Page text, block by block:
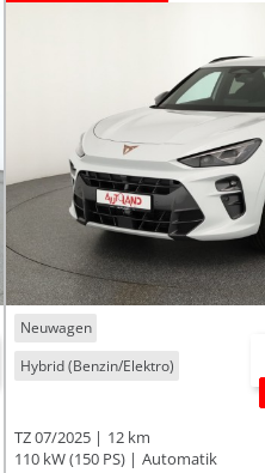
Neuwagen
Hybrid (Benzin/Elektro)
TZ 07/2025
12 km
110 kW (150 PS)
Automatik